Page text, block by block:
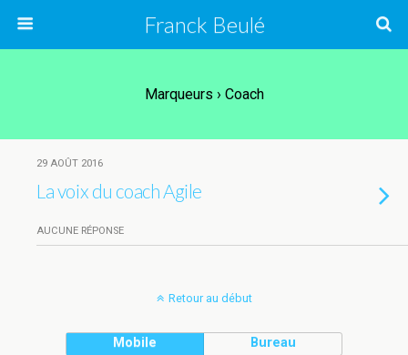
Franck Beulé
Marqueurs › Coach
29 AOÛT 2016
La voix du coach Agile
AUCUNE RÉPONSE
Retour au début
Mobile Bureau